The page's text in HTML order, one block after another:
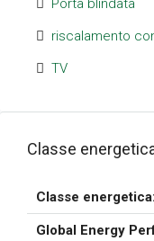
Porta blindata
riscalamento
TV
Classe
Classe energetica:
Global Energy